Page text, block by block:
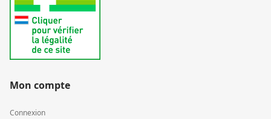
Mon compte
Connexion